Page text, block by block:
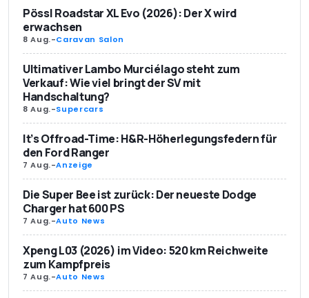
Pössl Roadstar XL Evo (2026): Der X wird
erwachsen
8 Aug.-Caravan Salon
Ultimativer Lambo Murciélago steht zum
Verkauf: Wie viel bringt der SV mit
Handschaltung?
8 Aug.-Supercars
It’s Offroad-Time: H&R-Höherlegungsfedern für
den Ford Ranger
7 Aug.-Anzeige
Die Super Bee ist zurück: Der neueste Dodge
Charger hat 600 PS
7 Aug.-Auto News
Xpeng L03 (2026) im Video: 520 km Reichweite
zum Kampfpreis
7 Aug.-Auto News